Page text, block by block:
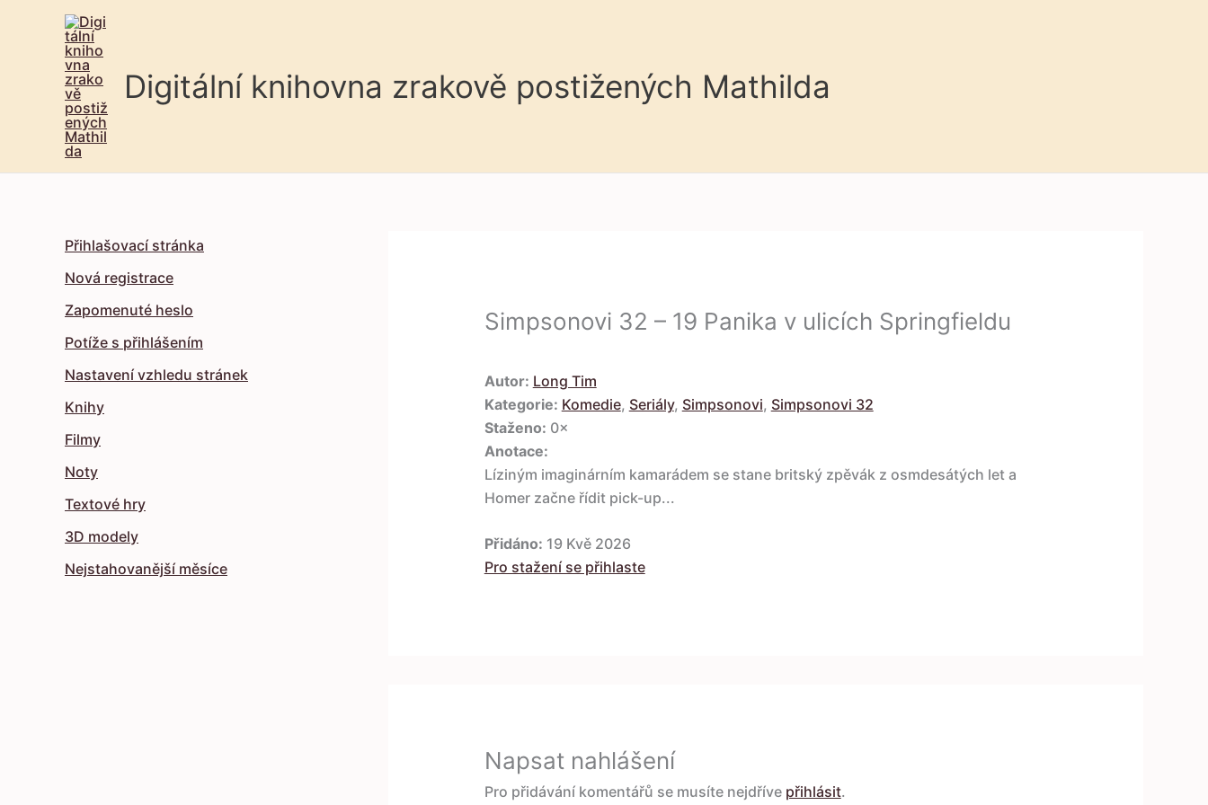
Digitální knihovna zrakově postižených Mathilda
Přihlašovací stránka
Nová registrace
Zapomenuté heslo
Potíže s přihlášením
Nastavení vzhledu stránek
Knihy
Filmy
Noty
Textové hry
3D modely
Nejstahovanější měsíce
Simpsonovi 32 – 19 Panika v ulicích Springfieldu
Autor: Long Tim
Kategorie: Komedie, Seriály, Simpsonovi, Simpsonovi 32
Staženo: 0×
Anotace:
Líziným imaginárním kamarádem se stane britský zpěvák z osmdesátých let a
Homer začne řídit pick-up...
Přidáno: 19 Kvě 2026
Pro stažení se přihlaste
Napsat nahlášení
Pro přidávání komentářů se musíte nejdříve přihlásit.